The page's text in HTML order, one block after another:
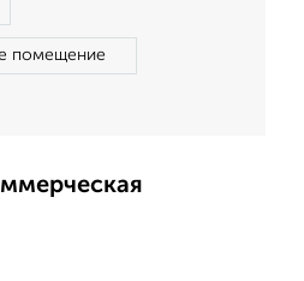
помещение